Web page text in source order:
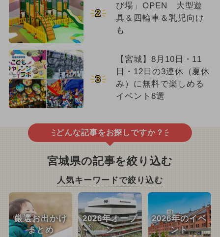
2
び場」OPEN 大型遊
具＆四輪車＆乳児向け
も
3
【宮城】8月10日・11
日・12日の3連休（夏休
み）に無料で楽しめる
イベント8選
どんな記事をお探しですか？
宮城県の記事を絞り込む
人気キーワードで絞り込む
厳選お出かけ
まとめ
2026年オープ
ン
2026年のイベ
ント